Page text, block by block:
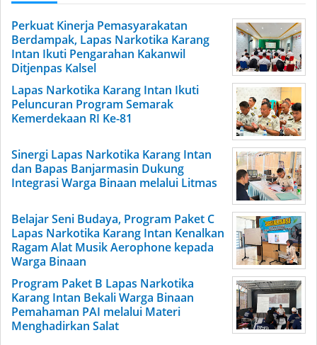
Perkuat Kinerja Pemasyarakatan
Berdampak, Lapas Narkotika Karang
Intan Ikuti Pengarahan Kakanwil
Ditjenpas Kalsel
Lapas Narkotika Karang Intan Ikuti
Peluncuran Program Semarak
Kemerdekaan RI Ke-81
Sinergi Lapas Narkotika Karang Intan
dan Bapas Banjarmasin Dukung
Integrasi Warga Binaan melalui Litmas
Belajar Seni Budaya, Program Paket C
Lapas Narkotika Karang Intan Kenalkan
Ragam Alat Musik Aerophone kepada
Warga Binaan
Program Paket B Lapas Narkotika
Karang Intan Bekali Warga Binaan
Pemahaman PAI melalui Materi
Menghadirkan Salat